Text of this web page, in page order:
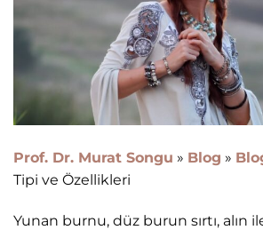
Prof. Dr. Murat Songu » Blog »
Tipi ve Özellikleri
Yunan burnu, düz burun sırtı, alın